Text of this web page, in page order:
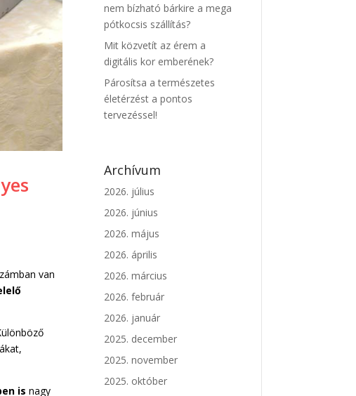
van
is nagy
nem bízható bárkire a mega
pótkocsis szállítás?
Mit közvetít az érem a
digitális kor emberének?
Párosítsa a természetes
életérzést a pontos
tervezéssel!
Archívum
2026. július
2026. június
2026. május
2026. április
2026. március
2026. február
2026. január
2025. december
2025. november
2025. október